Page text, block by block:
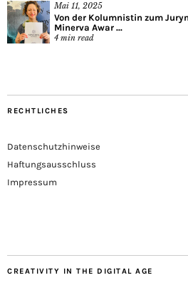
Mai 11, 2025
Von der Kolumnistin zum
Minerva Awar ...
4 min read
RECHTLICHES
Datenschutzhinweise
Haftungsausschluss
Impressum
CREATIVITY IN THE DIGITAL AGE